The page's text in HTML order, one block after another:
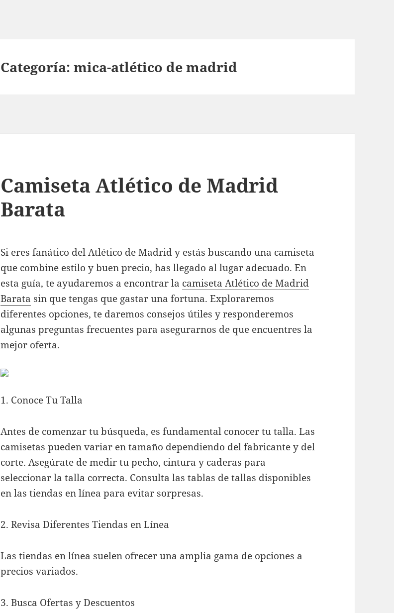
Categoría:mica-atlético de madrid
Camiseta Atlético de Madrid
Barata
Si eres fanático del Atlético de Madrid y estás buscando una camiseta
que combine estilo y buen precio, has llegado al lugar adecuado. En
esta guía, te ayudaremos a encontrar la camiseta Atlético de Madrid
Barata sin que tengas que gastar una fortuna. Exploraremos
diferentes opciones, te daremos consejos útiles y responderemos
algunas preguntas frecuentes para asegurarnos de que encuentres la
mejor oferta.
1. Conoce Tu Talla
Antes de comenzar tu búsqueda, es fundamental conocer tu talla. Las
camisetas pueden variar en tamaño dependiendo del fabricante y del
corte. Asegúrate de medir tu pecho, cintura y caderas para
seleccionar la talla correcta. Consulta las tablas de tallas disponibles
en las tiendas en línea para evitar sorpresas.
2. Revisa Diferentes Tiendas en Línea
Las tiendas en línea suelen ofrecer una amplia gama de opciones a
precios variados.
3. Busca Ofertas y Descuentos